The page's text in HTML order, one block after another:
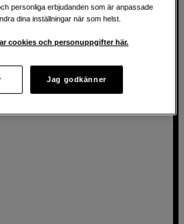
personliga erbjudanden som är anpassade
dina inställningar när som helst.
cookies och personuppgifter här.
Jag godkänner